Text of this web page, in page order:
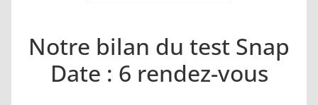
Notre bilan du test Snap
Date : 6 rendez-vous